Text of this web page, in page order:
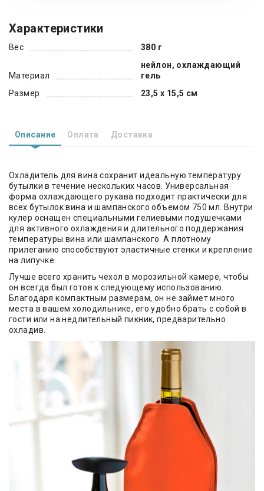
Характеристики
Вес 380 г
Материал
нейлон, охлаждающий
гель
Размер
23,5 х 15,5 см
Описание Оплата Доставка
Охладитель для вина сохранит идеальную температуру
бутылки в течение нескольких часов. Универсальная
форма охлаждающего рукава подходит практически для
всех бутылок вина и шампанского объемом 750 мл. Внутри
кулер оснащен специальными гелиевыми подушечками
для активного охлаждения и длительного поддержания
температуры вина или шампанского. А плотному
прилеганию способствуют эластичные стенки и крепление
на липучке.
Лучше всего хранить чехол в морозильной камере, чтобы
он всегда был готов к следующему использованию.
Благодаря компактным размерам, он не займет много
места в вашем холодильнике, его удобно брать с собой в
гости или на недлительный пикник, предварительно
охладив.